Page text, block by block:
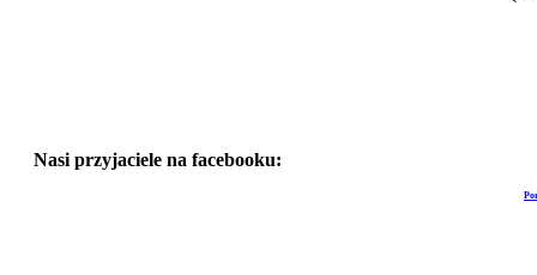
Nasi przyjaciele na facebooku: